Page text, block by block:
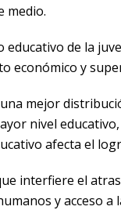
medio.
educativo de la
económico y
mejor
nivel
afecta el
interfiere el
y acceso